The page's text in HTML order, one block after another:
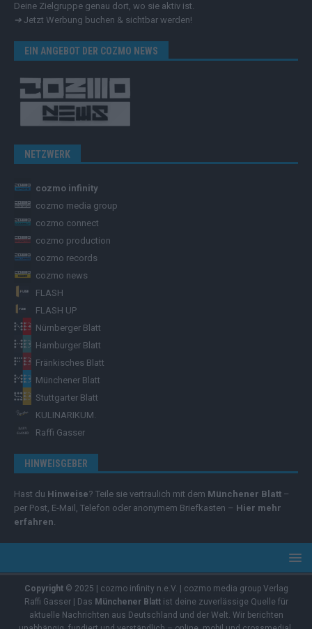
Deine Zielgruppe genau dort, wo sie aktiv ist.
➔ Jetzt Werbung buchen & sichtbar werden!
EIN ANGEBOT DER COZMO NEWS
NETZWERK
cozmo infinity
cozmo media group
cozmo connect
cozmo production
cozmo records
cozmo news
FLASH
FLASH UP
Nürnberger Blatt
Hamburger Blatt
Fränkisches Blatt
Münchener Blatt
Stuttgarter Blatt
KULINARIKUM.
Raffi Gasser
HINWEISGEBER
Hast du Hinweise? Teile sie vertraulich mit dem Münchener Blatt –
per Post, E-Mail, Telefon oder anonymem Briefkasten – Hier mehr
erfahren.
Copyright© 2025 | cozmo infinity n.e.V. | cozmo media group Verlag
Raffi Gasser | Das Münchener Blattist deine zuverlässige Quelle für
aktuelle Nachrichten aus Deutschland und der Welt. Wir berichten